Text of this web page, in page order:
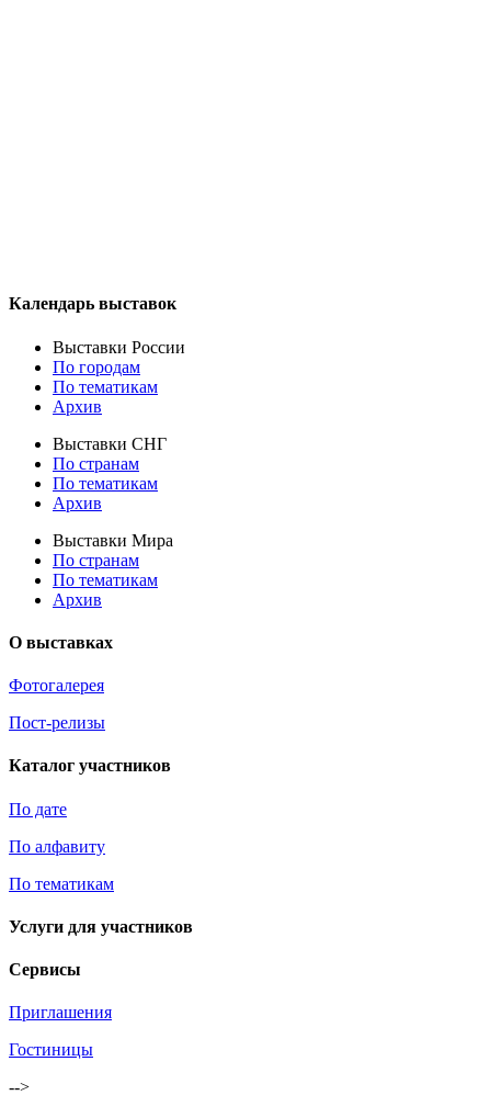
Календарь выставок
Выставки России
По городам
По тематикам
Архив
Выставки СНГ
По странам
По тематикам
Архив
Выставки Мира
По странам
По тематикам
Архив
О выставках
Фотогалерея
Пост-релизы
Каталог участников
По дате
По алфавиту
По тематикам
Услуги для участников
Сервисы
Приглашения
Гостиницы
-->